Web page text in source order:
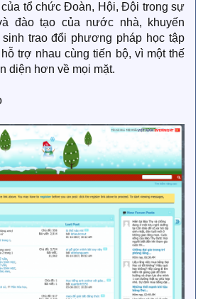
của tổ chức Đoàn, Hội, Đội trong sự
đào tạo của nước nhà, khuyến
trao đổi phương pháp học tập
trợ nhau cùng tiến bộ, vì một thế
diện hơn về mọi mặt.